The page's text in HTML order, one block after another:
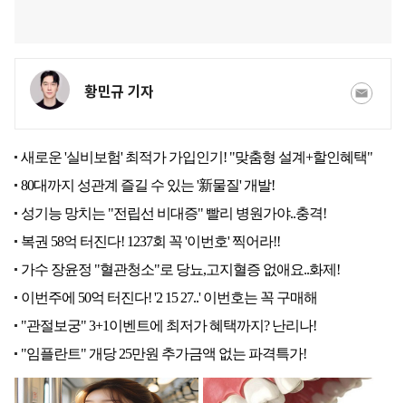
황민규 기자